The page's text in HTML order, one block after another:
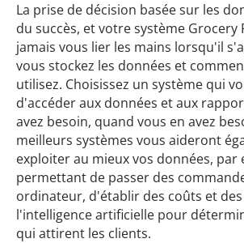
La prise de décision basée sur les
du succès, et votre système Grocery
jamais vous lier les mains lorsqu'il
vous stockez les données et
utilisez. Choisissez un système qui
d'accéder aux données et aux
avez besoin, quand vous en avez
meilleurs systèmes vous aideront
exploiter au mieux vos données, par
permettant de passer des
ordinateur, d'établir des coûts et
l'intelligence artificielle pour
qui attirent les clients.